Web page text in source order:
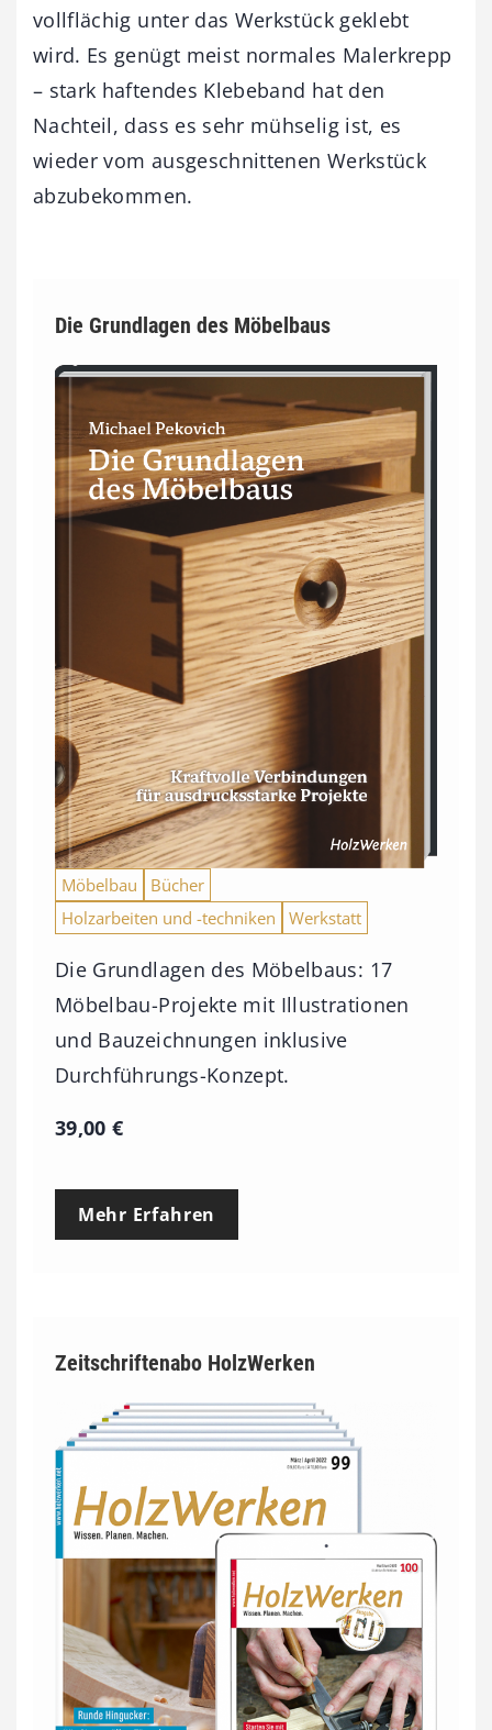
vollflächig unter das Werkstück geklebt
wird. Es genügt meist normales Malerkrepp
– stark haftendes Klebeband hat den
Nachteil, dass es sehr mühselig ist, es
wieder vom ausgeschnittenen Werkstück
abzubekommen.
Die Grundlagen des Möbelbaus
Möbelbau
Bücher
Holzarbeiten und -techniken
Werkstatt
Die Grundlagen des Möbelbaus: 17
Möbelbau-Projekte mit Illustrationen
und Bauzeichnungen inklusive
Durchführungs-Konzept.
39,00€
Mehr Erfahren
Zeitschriftenabo HolzWerken